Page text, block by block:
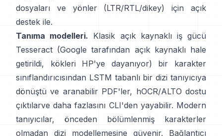
dosyaları ve yönler (LTR/RTL/dikey) için açık
destek ile.
Tanıma modelleri. Klasik açık kaynaklı iş gücü
Tesseract (Google tarafından açık kaynaklı hale
getirildi, kökleri HP'ye dayanıyor) bir karakter
sınıflandırıcısından LSTM tabanlı bir dizi tanıyıcıya
dönüştü ve aranabilir PDF'ler, hOCR/ALTO dostu
çıktılarve daha fazlasını CLI'den yayabilir. Modern
tanıyıcılar, önceden bölümlenmiş karakterler
olmadan dizi modellemesine güvenir.
Bağlantıcı